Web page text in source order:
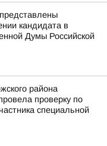
кандидата в
Думы Российской
района
проверку по
специальной